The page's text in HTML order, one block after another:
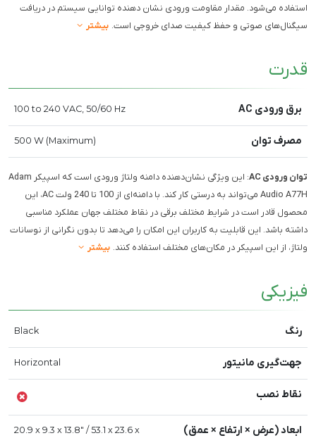
استفاده می‌شود. مقدار مقاومت ورودی نشان دهنده توانایی سیستم در دریافت
سیگنال‌های صوتی و حفظ کیفیت صدای خروجی است. بیشتر
قدرت
برق ورودی AC 100 to 240 VAC, 50/60 Hz
مصرف توان 500 W (Maximum)
توان ورودی AC
: این ویژگی نشان‌دهنده دامنه ولتاژ ورودی است که اسپیکر Adam
Audio A77H می‌تواند به درستی کار کند. با دامنه‌ای از 100 تا 240 ولت AC، این
محصول قادر است در شرایط مختلف برقی در نقاط مختلف جهان عملکرد مناسبی
داشته باشد. این قابلیت به کاربران این امکان را می‌دهد تا بدون نگرانی از نوسانات
ولتاژ، از این اسپیکر در مکان‌های مختلف استفاده کنند. بیشتر
فیزیکی
رنگ Black
جهت‌گیری مانیتور Horizontal
نقاط نصب
ابعاد (عرض × ارتفاع × عمق)
20.9 x 9.3 x 13.8" / 53.1 x 23.6 x